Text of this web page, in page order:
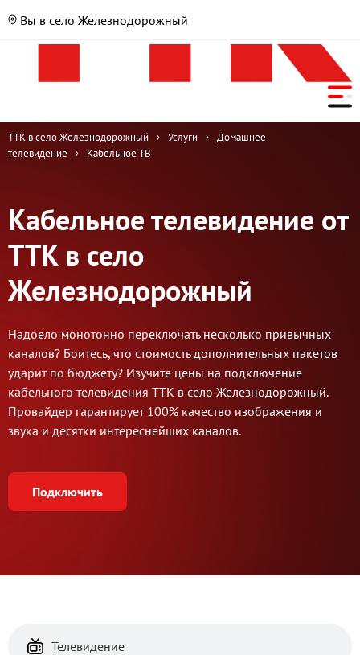
Вы в село Железнодорожный
ТТК в село Железнодорожный › Услуги › Домашнее
телевидение
› Кабельное ТВ
Кабельное телевидение от
ТТК в село
Железнодорожный
Надоело монотонно переключать несколько привычных
каналов? Боитесь, что стоимость дополнительных пакетов
ударит по бюджету? Изучите цены на подключение
кабельного телевидения ТТК в село Железнодорожный.
Провайдер гарантирует 100% качество изображения и
звука и десятки интереснейших каналов.
Подключить
Телевидение